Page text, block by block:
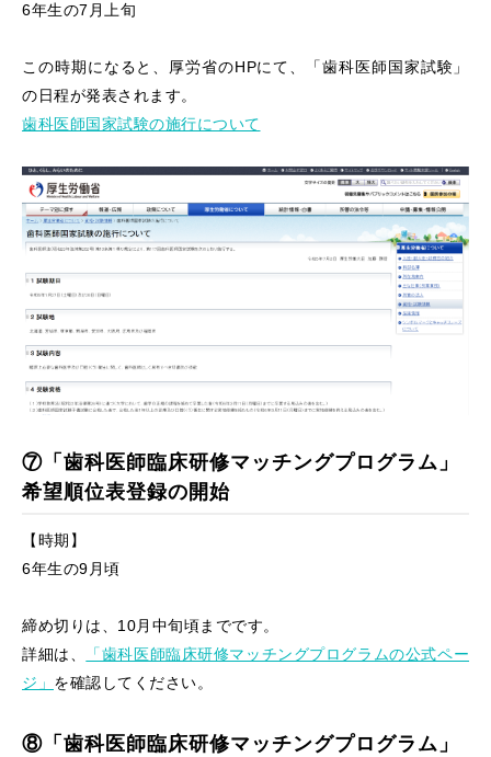
6年生の7月上旬
この時期になると、厚労省のHPにて、「歯科医師国家試験」
の日程が発表されます。
歯科医師国家試験の施行について
⑦「歯科医師臨床研修マッチングプログラム」
希望順位表登録の開始
【時期】
6年生の9月頃
締め切りは、10月中旬頃までです。
詳細は、
「歯科医師臨床研修マッチングプログラムの公式ペー
ジ」 を確認してください。
⑧「歯科医師臨床研修マッチングプログラム」